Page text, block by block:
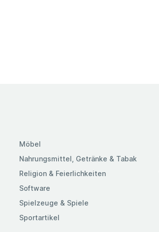
Möbel
Nahrungsmittel, Getränke & Tabak
Religion & Feierlichkeiten
Software
Spielzeuge & Spiele
Sportartikel